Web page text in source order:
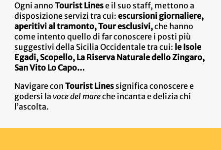
Ogni anno Tourist Linese il suo staff, mettono a
disposizione servizi tra cui:escursioni giornaliere,
aperitivi al tramonto, Tour esclusivi,che hanno
come intento quello di far conoscere i posti più
suggestivi della Sicilia Occidentale tra cui: le Isole
Egadi, Scopello, La Riserva Naturale dello Zingaro,
San Vito Lo Capo…
Navigare conTourist Lines significa conoscere e
godersi lavoce del mareche incanta e delizia chi
l’ascolta.